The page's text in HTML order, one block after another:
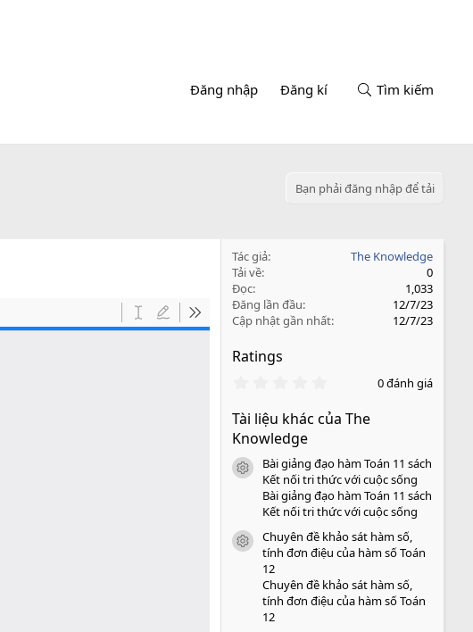
Đăng nhập Đăng kí Tìm kiếm
Bạn phải đăng nhập để tải
Tác giả
The Knowledge
Tải về
0
Đọc
1,033
Đăng lần đầu
12/7/23
Cập nhật gần nhất
12/7/23
Ratings
0
0
o
0 đánh giá
Tài liệu khác của The
Knowledge
icon tài liệu
Bài giảng đạo hàm Toán 11 sách
Kết nối tri thức với cuộc sống
Bài giảng đạo hàm Toán 11 sách
Kết nối tri thức với cuộc sống
icon tài liệu
Chuyên đề khảo sát hàm số,
tính đơn điệu của hàm số Toán
12
Chuyên đề khảo sát hàm số,
tính đơn điệu của hàm số Toán
12